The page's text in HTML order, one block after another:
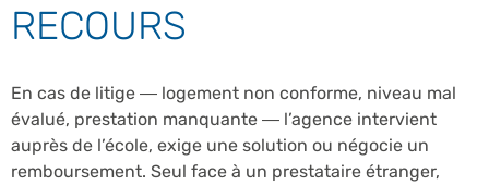
RECOURS
En cas de litige — logement non conforme, niveau mal
évalué, prestation manquante — l’agence intervient
auprès de l’école, exige une solution ou négocie un
remboursement. Seul face à un prestataire étranger,